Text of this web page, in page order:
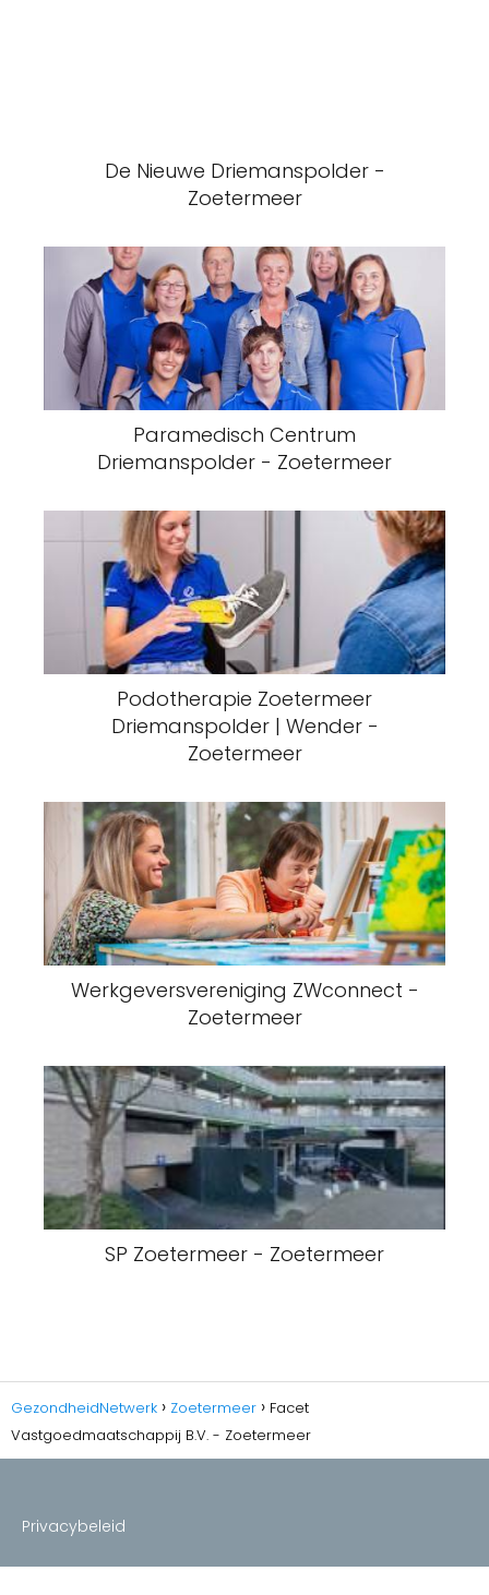
De Nieuwe Driemanspolder -
Zoetermeer
Paramedisch Centrum
Driemanspolder - Zoetermeer
Podotherapie Zoetermeer
Driemanspolder | Wender -
Zoetermeer
Werkgeversvereniging ZWconnect -
Zoetermeer
SP Zoetermeer - Zoetermeer
GezondheidNetwerk Zoetermeer
Facet
Vastgoedmaatschappij B.V. - Zoetermeer
Privacybeleid